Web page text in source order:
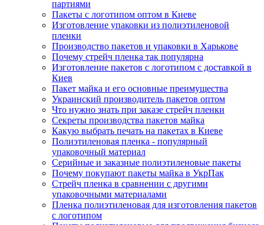
партиями
Пакеты с логотипом оптом в Киеве
Изготовление упаковки из полиэтиленовой
пленки
Производство пакетов и упаковки в Харькове
Почему стрейч пленка так популярна
Изготовление пакетов с логотипом с доставкой в
Киев
Пакет майка и его основные преимущества
Украинский производитель пакетов оптом
Что нужно знать при заказе стрейч пленки
Секреты производства пакетов майка
Какую выбрать печать на пакетах в Киеве
Полиэтиленовая пленка - популярный
упаковочный материал
Серийные и заказные полиэтиленовые пакеты
Почему покупают пакеты майка в УкрПак
Стрейч пленка в сравнении с другими
упаковочными материалами
Пленка полиэтиленовая для изготовления пакетов
с логотипом